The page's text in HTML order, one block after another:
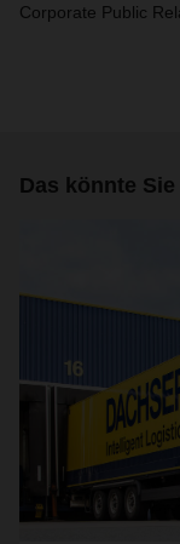
Corporate Public
Das könnte